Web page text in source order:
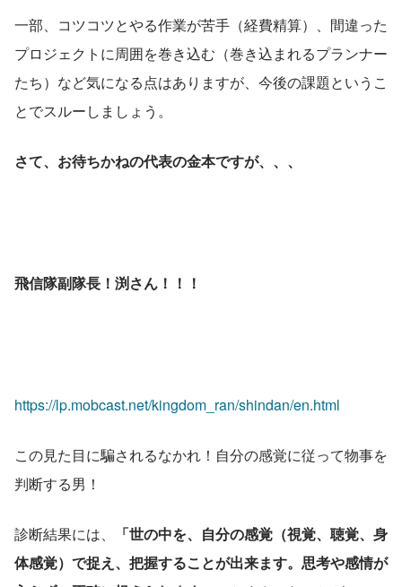
一部、コツコツとやる作業が苦手（経費精算）、間違った
プロジェクトに周囲を巻き込む（巻き込まれるプランナー
たち）など気になる点はありますが、今後の課題というこ
とでスルーしましょう。
さて、お待ちかねの代表の金本ですが、、、
飛信隊副隊長！渕さん！！！
https://lp.mobcast.net/kingdom_ran/shindan/en.html
この見た目に騙されるなかれ！自分の感覚に従って物事を
判断する男！
診断結果には、
「世の中を、自分の感覚（視覚、聴覚、身
体感覚）で捉え、把握することが出来ます。思考や感情が